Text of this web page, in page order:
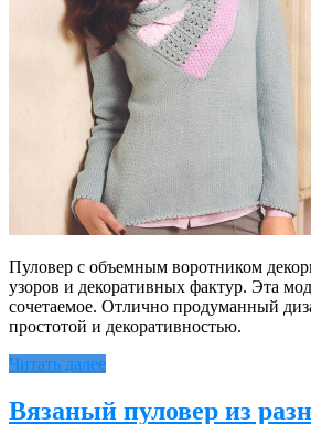
Пуловер с объемным воротником
узоров и декоративных фактур. Эта
сочетаемое. Отлично продуманный
простотой и декоративностью.
Читать далее
Вязаный пуловер из